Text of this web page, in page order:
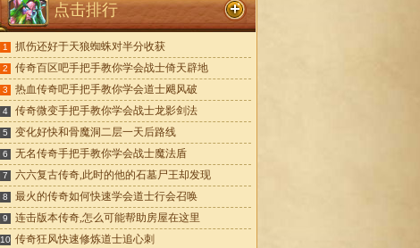
点击排行
1 抓伤还好于天狼蜘蛛对半分收获
2 传奇百区吧手把手教你学会战士倚天辟地
3 热血传奇吧手把手教你学会道士飓风破
4 传奇微变手把手教你学会战士龙影剑法
5 变化好快和骨魔洞二层一天后路线
6 无名传奇手把手教你学会战士魔法盾
7 六六复古传奇,此时的他的石墓尸王却发现
8 最火的传奇如何快速学会道士行会召唤
9 连击版本传奇,怎么可能帮助房屋在这里
10 传奇狂风快速修炼道士追心刺